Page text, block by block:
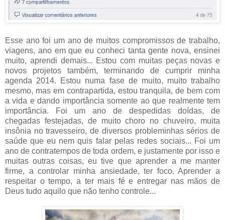
Esse ano foi um ano de muitos compromissos de trabalho,
viagens, ano em que eu conheci tanta gente nova, ensinei
muito, aprendi demais... Estou com muitas peças novas e
novos projetos também, terminando de cumprir minha
agenda 2014. Estou numa fase de muito, muito trabalho
mesmo, mas em contrapartida, estou tranquila, de bem com
a vida e dando importância somente ao que realmente tem
importância. Foi um ano de despedidas doídas, de
chegadas festejadas, de muito choro no chuveiro, muita
insônia no travesseiro, de diversos probleminhas sérios de
saúde que eu nem quis falar pelas redes sociais... Foi um
ano de contratempos de toda ordem, e justamente por isso e
muitas outras coisas, eu tive que aprender a me manter
firme, a controlar minha ansiedade, ter foco. Aprender a
respeitar o tempo, a ter mais fé e entregar nas mãos de
Deus tudo aquilo que não tenho controle...